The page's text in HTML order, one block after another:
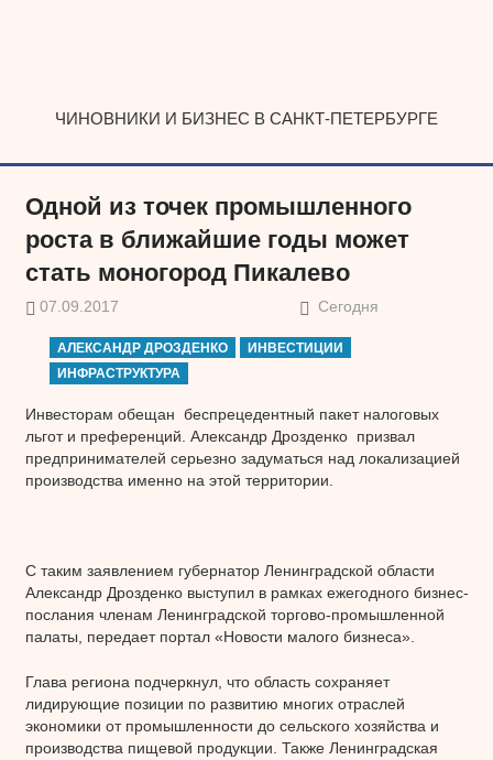
ЧИНОВНИКИ И БИЗНЕС В САНКТ-ПЕТЕРБУРГЕ
Одной из точек промышленного
роста в ближайшие годы может
стать моногород Пикалево
07.09.2017 Сегодня
АЛЕКСАНДР ДРОЗДЕНКО
ИНВЕСТИЦИИ
ИНФРАСТРУКТУРА
Инвесторам обещан беспрецедентный пакет налоговых
льгот и преференций. Александр Дрозденко призвал
предпринимателей серьезно задуматься над локализацией
производства именно на этой территории.
С таким заявлением губернатор Ленинградской области
Александр Дрозденко выступил в рамках ежегодного бизнес-
послания членам Ленинградской торгово-промышленной
палаты, передает портал «Новости малого бизнеса».
Глава региона подчеркнул, что область сохраняет
лидирующие позиции по развитию многих отраслей
экономики от промышленности до сельского хозяйства и
производства пищевой продукции. Также Ленинградская